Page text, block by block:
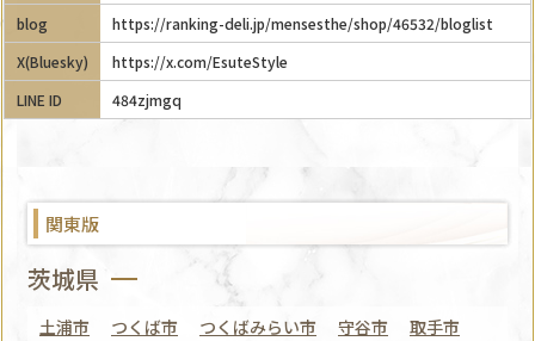
blog
https://ranking-deli.jp/mensesthe/shop/46532/bloglist
X(Bluesky)
https://x.com/EsuteStyle
LINE ID
484zjmgq
関東版
茨城県
土浦市 つくば市 つくばみらい市 守谷市
取手市